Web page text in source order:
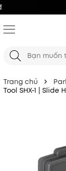
Trang chủ
Tool SHX-1 | Slide